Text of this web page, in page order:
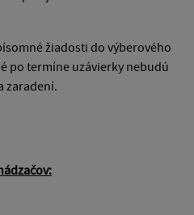
žiadosti do výberového
po termíne uzávierky nebudú
zaradení.